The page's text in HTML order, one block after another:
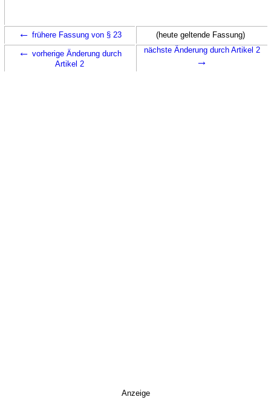
← frühere Fassung von § 23 (heute geltende Fassung)
← vorherige Änderung durch
Artikel 2
nächste Änderung durch Artikel 2
→
Anzeige